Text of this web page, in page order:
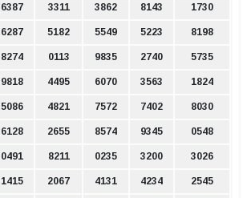
6387 3311 3862 8143 1730
6287 5182 5549 5223 8198
8274 0113 9835 2740 5735
9818 4495 6070 3563 1824
5086 4821 7572 7402 8030
6128 2655 8574 9345 0548
0491 8211 0235 3200 3026
1415 2067 4131 4234 2545